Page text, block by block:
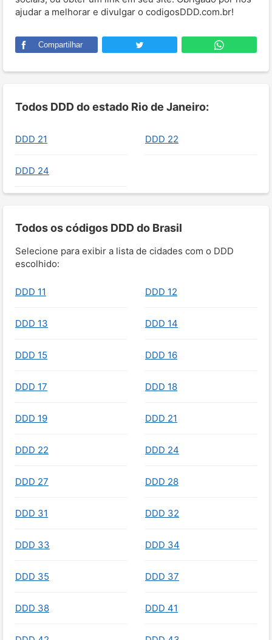
ajudar a melhorar e divulgar o codigosDDD.com.br!
Compartilhar
Todos DDD do estado Rio de Janeiro:
DDD 21 DDD 22
DDD 24
Todos os códigos DDD do Brasil
Selecione para exibir a lista de cidades com o DDD
escolhido:
DDD 11 DDD 12
DDD 13 DDD 14
DDD 15 DDD 16
DDD 17 DDD 18
DDD 19 DDD 21
DDD 22 DDD 24
DDD 27 DDD 28
DDD 31 DDD 32
DDD 33 DDD 34
DDD 35 DDD 37
DDD 38 DDD 41